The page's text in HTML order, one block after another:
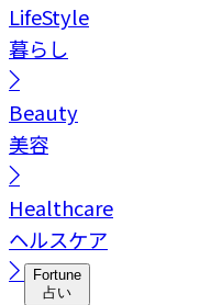
LifeStyle
暮らし
Beauty
美容
Healthcare
ヘルスケア
Fortune
占い